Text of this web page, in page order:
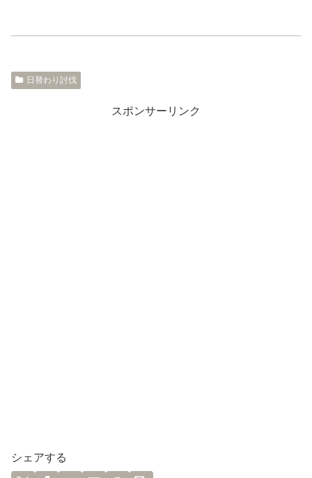
日替わり討伐
スポンサーリンク
シェアする